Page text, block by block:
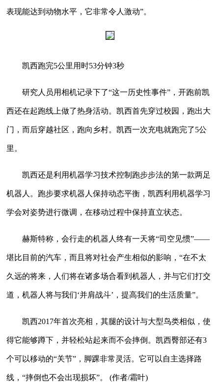
表现能达到动物水平，它非常令人激动”。
凯西跑完5公里用时53分钟3秒
研究人员用相机记录下了“这一历史性事件”，开跑前凯
西还在起跑线上做了热身活动。凯西首先穿过校园，跑出大
门，而后穿越社区，跑向乡村。凯西一次充电就跑完了5公
里。
凯西还是利用机器学习技术控制跑步步法的第一款两足
机器人。跑步要求机器人保持动态平衡，凯西利用机器学习
学会对姿势进行微调，在移动过程中保持直立状态。
赫斯特称，会行走的机器人终有一天将“司空见惯”――
堪比目前的汽车，而且将对社会产生相似的影响，“在不太
久远的将来，人们将在诸多场合看到机器人，并与它们打交
道，机器人将与我们‘并肩战斗’，提高我们的生活质量”。
凯西2017年首次亮相，其腿的设计与大型鸟类相似，使
得它能够蹲下，并轻松站起来而不会摔倒。凯西臀部还有3
个可以移动的“关节”，脚踝非常灵活。它可以自主选择路
线，“摔倒也不会出现损坏”。 (作者/霜叶)